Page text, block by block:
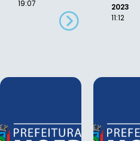
19:07
2023
11:12